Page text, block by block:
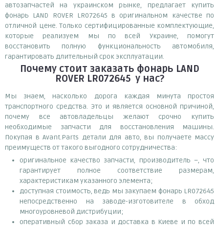
автозапчастей на украинском рынке, предлагает купить
фонарь LAND ROVER LR072645 в оригинальном качестве по
отличной цене. Только сертифицированные комплектующие,
которые реализуем мы по всей Украине, помогут
восстановить полную функциональность автомобиля,
гарантировать длительный срок эксплуатации.
Почему стоит заказать фонарь LAND
ROVER LR072645 у нас?
Мы знаем, насколько дорога каждая минута простоя
транспортного средства. Это и является основной причиной,
почему все автовладельцы желают срочно купить
необходимые запчасти для восстановления машины.
Покупая в Avant.Parts детали для авто, вы получаете массу
преимуществ от такого выгодного сотрудничества:
оригинальное качество запчасти, производитель –, что
гарантирует полное соответствие размерам,
характеристикам указанного элемента;
доступная стоимость, ведь мы закупаем фонарь LR072645
непосредственно на заводе-изготовителе в обход
многоуровневой дистрибуции;
оперативный сбор заказа и доставка в Киеве и по всей